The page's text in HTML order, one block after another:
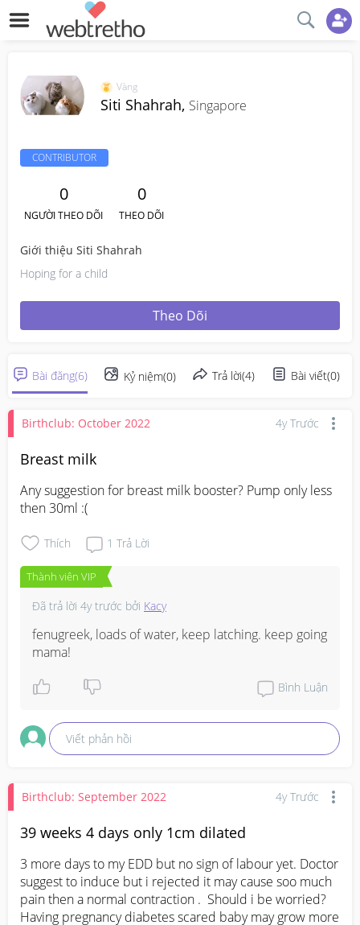
Vàng
Siti Shahrah, Singapore
CONTRIBUTOR
0
NGƯỜI THEO DÕI
0
THEO DÕI
Giới thiệu Siti Shahrah
Hoping for a child
Theo Dõi
Bài đăng(6) Kỷ niệm(0) Trả lời(4) Bài viết(0)
Birthclub: October 2022 4y Trước
Breast milk
Any suggestion for breast milk booster? Pump only less
then 30ml :(
Thích 1 Trả Lời
Thành viên VIP
Đã trả lời 4y trước bởi Kacy
fenugreek, loads of water, keep latching. keep going
mama!
Bình Luận
Viết phản hồi
Birthclub: September 2022 4y Trước
39 weeks 4 days only 1cm dilated
3 more days to my EDD but no sign of labour yet. Doctor
suggest to induce but i rejected it may cause soo much
pain then a normal contraction .  Should i be worried?
Having pregnancy diabetes scared baby may grow more